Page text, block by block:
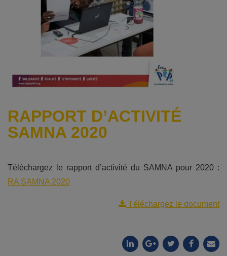
RAPPORT D’ACTIVITÉ
SAMNA 2020
Téléchargez le rapport d’activité du SAMNA pour 2020 :
RA SAMNA 2020
Téléchargez le document